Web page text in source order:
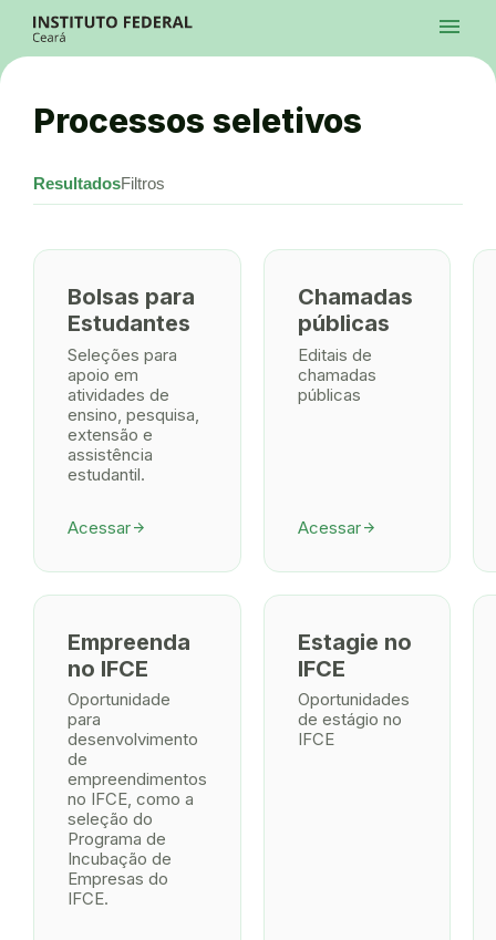
Ir para a busca
Ir para o menu principal
Ir para o conteúdo
Alto Contraste
Login da Área Administrativa
menu
Processos seletivos
ResultadosFiltros
Bolsas para
Estudantes
Seleções para
apoio em
atividades de
ensino, pesquisa,
extensão e
assistência
estudantil.
Acessararrow_forward
Chamadas
públicas
Editais de
chamadas
públicas
Acessararrow_forward
Empreenda
no IFCE
Oportunidade
para
desenvolvimento
de
empreendimentos
no IFCE, como a
seleção do
Programa de
Incubação de
Empresas do
IFCE.
Estagie no
IFCE
Oportunidades
de estágio no
IFCE